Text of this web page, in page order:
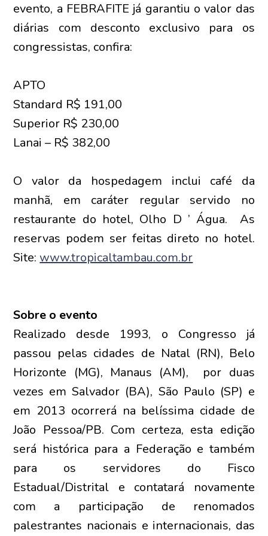
evento, a FEBRAFITE já garantiu o valor das
diárias com desconto exclusivo para os
congressistas, confira:
APTO
Standard R$ 191,00
Superior R$ 230,00
Lanai – R$ 382,00
O valor da hospedagem inclui café da
manhã, em caráter regular servido no
restaurante do hotel, Olho D ’ Água. As
reservas podem ser feitas direto no hotel.
Site: www.tropicaltambau.com.br
Sobre o evento
Realizado desde 1993, o Congresso já
passou pelas cidades de Natal (RN), Belo
Horizonte (MG), Manaus (AM), por duas
vezes em Salvador (BA), São Paulo (SP) e
em 2013 ocorrerá na belíssima cidade de
João Pessoa/PB. Com certeza, esta edição
será histórica para a Federação e também
para os servidores do Fisco
Estadual/Distrital e contatará novamente
com a participação de renomados
palestrantes nacionais e internacionais, das